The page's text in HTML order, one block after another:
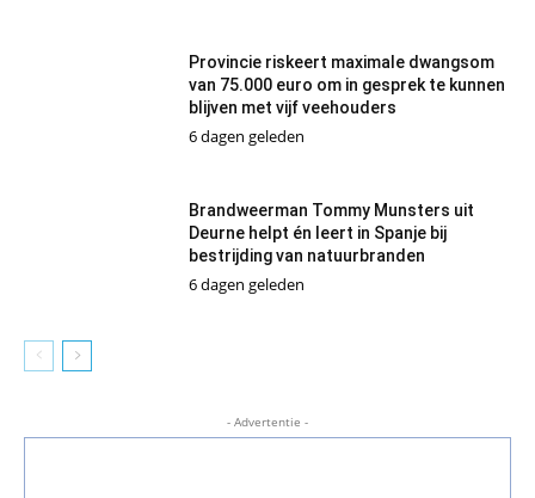
Provincie riskeert maximale dwangsom
van 75.000 euro om in gesprek te kunnen
blijven met vijf veehouders
6 dagen geleden
Brandweerman Tommy Munsters uit
Deurne helpt én leert in Spanje bij
bestrijding van natuurbranden
6 dagen geleden
- Advertentie -